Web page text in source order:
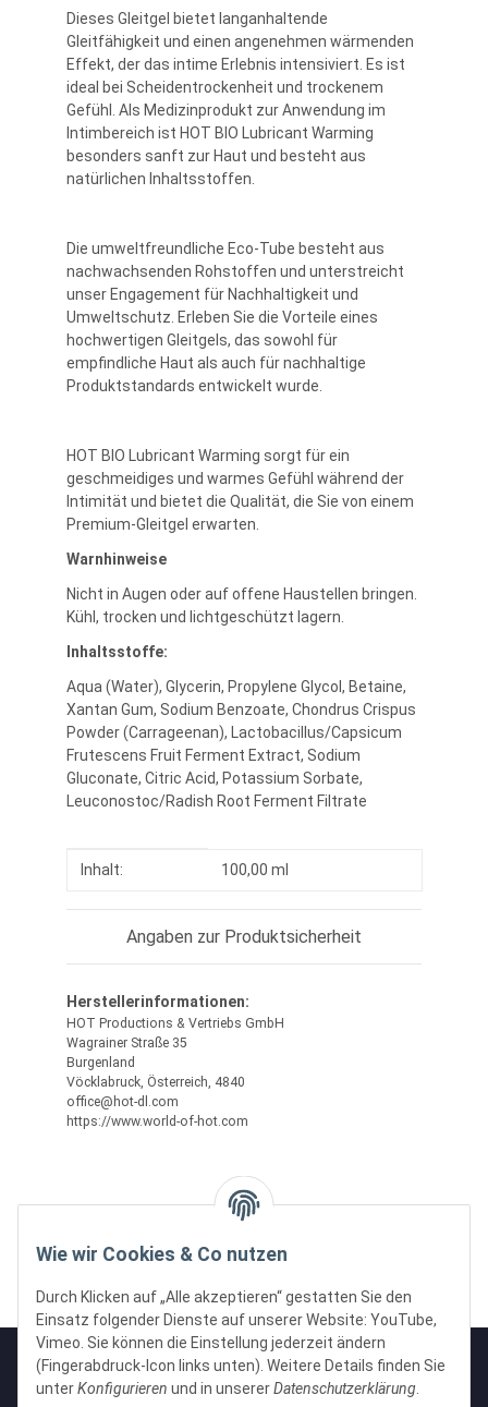
Wie wir Cookies & Co nutzen
Durch Klicken auf „Alle akzeptieren“ gestatten Sie den
Einsatz folgender Dienste auf unserer Website: YouTube,
Vimeo. Sie können die Einstellung jederzeit ändern
(Fingerabdruck-Icon links unten). Weitere Details finden Sie
unterKonfigurieren und in unsererDatenschutzerklärung.
Dieses Gleitgel bietet langanhaltende
Gleitfähigkeit und einen angenehmen wärmenden
Effekt, der das intime Erlebnis intensiviert. Es ist
ideal bei Scheidentrockenheit und trockenem
Gefühl. Als Medizinprodukt zur Anwendung im
Intimbereich ist HOT BIO Lubricant Warming
besonders sanft zur Haut und besteht aus
natürlichen Inhaltsstoffen.
Die umweltfreundliche Eco-Tube besteht aus
nachwachsenden Rohstoffen und unterstreicht
unser Engagement für Nachhaltigkeit und
Umweltschutz. Erleben Sie die Vorteile eines
hochwertigen Gleitgels, das sowohl für
empfindliche Haut als auch für nachhaltige
Produktstandards entwickelt wurde.
HOT BIO Lubricant Warming sorgt für ein
geschmeidiges und warmes Gefühl während der
Intimität und bietet die Qualität, die Sie von einem
Premium-Gleitgel erwarten.
Warnhinweise
Nicht in Augen oder auf offene Haustellen bringen.
Kühl, trocken und lichtgeschützt lagern.
Inhaltsstoffe:
Aqua (Water), Glycerin, Propylene Glycol, Betaine,
Xantan Gum, Sodium Benzoate, Chondrus Crispus
Powder (Carrageenan), Lactobacillus/Capsicum
Frutescens Fruit Ferment Extract, Sodium
Gluconate, Citric Acid, Potassium Sorbate,
Leuconostoc/Radish Root Ferment Filtrate
Produkteigenschaft
Wert
Inhalt: 100,00 ml
Angaben zur Produktsicherheit
Herstellerinformationen:
HOT Productions & Vertriebs GmbH
Wagrainer Straße 35
Burgenland
Vöcklabruck, Österreich, 4840
office@hot-dl.com
https://www.world-of-hot.com